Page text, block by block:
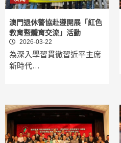
澳門退休警協赴遵開展「紅色
教育暨體育交流」活動
2026-03-22
為深入學習貫徹習近平主席
新時代…